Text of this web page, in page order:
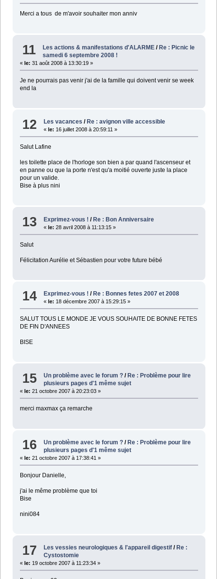
Merci a tous de m'avoir souhaiter mon anniv
11 Les actions & manifestations d'ALARME /Re : Picnic le
samedi 6 septembre 2008 !
« le: 31 août 2008 à 13:30:19 »
Je ne pourrais pas venir j'ai de la famille qui doivent venir se week
end la
12 Les vacances / Re : avignon ville accessible
«le: 16 juillet 2008 à 20:59:11 »
Salut Lafine
les toilette place de l'horloge son bien a par quand l'ascenseur et
en panne ou que la porte n'est qu'a moitié ouverte juste la place
pour un valide.
Bise à plus nini
13 Exprimez-vous ! /Re : Bon Anniversaire
«le: 28 avril 2008 à 11:13:15 »
Salut
Félicitation Aurélie et Sébastien pour votre future bébé
14 Exprimez-vous ! / Re : Bonnes fetes 2007 et 2008
«le: 18 décembre 2007 à 15:29:15 »
SALUT TOUS LE MONDE JE VOUS SOUHAITE DE BONNE FETES
DE FIN D'ANNEES
BISE
15 Un problème avec le forum ? / Re : Problème pour lire
plusieurs pages d'1 même sujet
« le: 21 octobre 2007 à 20:23:03 »
merci maxmax ça remarche
16 Un problème avec le forum ? / Re : Problème pour lire
plusieurs pages d'1 même sujet
« le: 21 octobre 2007 à 17:38:41 »
Bonjour Danielle,
j'ai le même problème que toi
Bise
nini084
17 Les vessies neurologiques & l'appareil digestif / Re :
Cystostomie
« le: 19 octobre 2007 à 11:23:34 »